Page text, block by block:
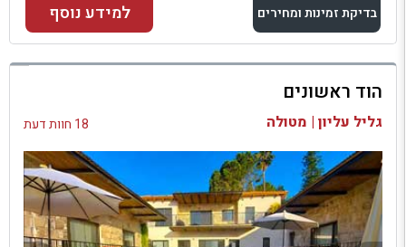
בדיקת זמינות ומחירים
למתחם זה
בדיקת זמינות ומחירים
למידע נוסף
הוד ראשונים
גליל עליון | מטולה 18 חוות דעת